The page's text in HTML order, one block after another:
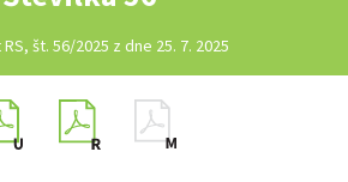
št. 56/2025 z dne 25. 7. 2025